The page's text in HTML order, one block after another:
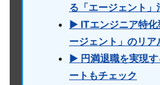
る「エージェント」
▶ ITエンジニア特
ージェント」のリア
▶ 円満退職を実現
ートもチェック